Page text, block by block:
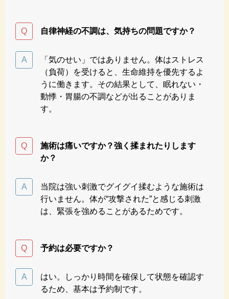
自律神経の不調は、気持ちの問題ですか？
「気のせい」ではありません。体はストレス
（負荷）を受けると、生命維持を優先するよ
うに働きます。その結果として、眠れない・
動悸・胃腸の不調などが出ることがありま
す。
施術は痛いですか？強く揉まれたりします
か？
当院は強い刺激でグイグイ揉むような施術は
行いません。体が“攻撃された”と感じる刺激
は、緊張を強めることがあるためです。
予約は必要ですか？
はい。しっかり時間を確保して状態を確認す
るため、基本は予約制です。